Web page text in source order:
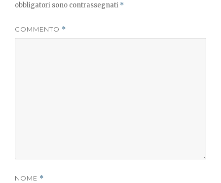
obbligatori sono contrassegnati *
COMMENTO *
NOME *